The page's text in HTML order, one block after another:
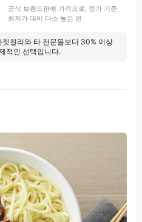
공식 브랜드판매 가격으로, 정가 기준
최저가 대비 다소 높은 편
컬리와 타 전문몰보다 30% 이상
적인 선택입니다.